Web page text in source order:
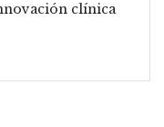
clínica